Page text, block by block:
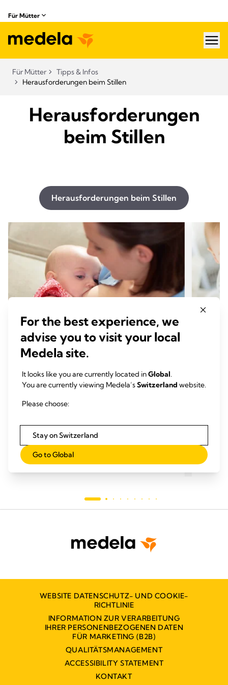
Für Mütter
Für Mütter
Tipps & Infos
Herausforderungen beim Stillen​
Herausforderungen
beim Stillen
Herausforderungen beim Stillen
HERAUSFORDERUNGEN BEIM STILLEN
Was ist eine
Brustdrüsenschwellung?
WEBSITE DATENSCHUTZ- UND COOKIE-
RICHTLINIE
INFORMATION ZUR VERARBEITUNG
IHRER PERSONENBEZOGENEN DATEN
FÜR MARKETING (B2B)
QUALITÄTSMANAGEMENT
ACCESSIBILITY STATEMENT
KONTAKT
For the best experience, we
advise you to visit your local
Medela site.
It looks like you are currently located inGlobal.
You are currently viewing Medela’sSwitzerland website.
Please choose:
Stay on Switzerland
Go to Global